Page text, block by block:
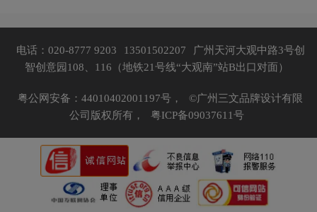
电话：020-8777 9203 13501502207
广州天河大观中路3号创
智创意园108、116（地铁21号线“大观南”站B出口对面）
粤公网安备：44010402001197号，
©广州三文品牌设计有限
公司版权所有，
粤ICP备09037611号